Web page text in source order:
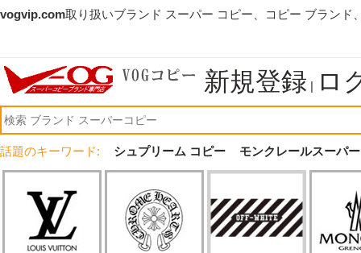
vogvip.com取り扱いブランド スーパー コピー、コピー ブランド
新規登録 | ロ
話題のキーワード: シュプリーム コピー モンクレールスーパ